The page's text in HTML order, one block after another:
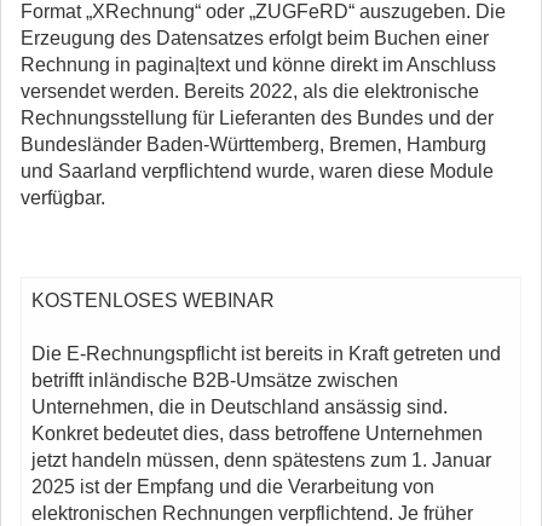
Format „XRechnung“ oder „ZUGFeRD“ auszugeben. Die
Erzeugung des Datensatzes erfolgt beim Buchen einer
Rechnung in pagina|text und könne direkt im Anschluss
versendet werden. Bereits 2022, als die elektronische
Rechnungsstellung für Lieferanten des Bundes und der
Bundesländer Baden-Württemberg, Bremen, Hamburg
und Saarland verpflichtend wurde, waren diese Module
verfügbar.
KOSTENLOSES WEBINAR
Die E-Rechnungspflicht ist bereits in Kraft getreten und
betrifft inländische B2B-Umsätze zwischen
Unternehmen, die in Deutschland ansässig sind.
Konkret bedeutet dies, dass betroffene Unternehmen
jetzt handeln müssen, denn spätestens zum 1. Januar
2025 ist der Empfang und die Verarbeitung von
elektronischen Rechnungen verpflichtend. Je früher